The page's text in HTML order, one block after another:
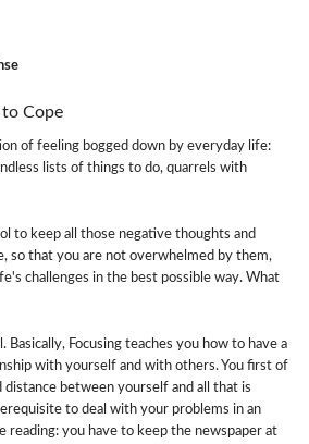
to Cope
of feeling bogged down by everyday life:
lists of things to do, quarrels with
to keep all those negative thoughts and
so that you are not overwhelmed by them,
challenges in the best possible way. What
Basically, Focusing teaches you how to have a
with yourself and with others. You first of
distance between yourself and all that is
to deal with your problems in an
reading: you have to keep the newspaper at